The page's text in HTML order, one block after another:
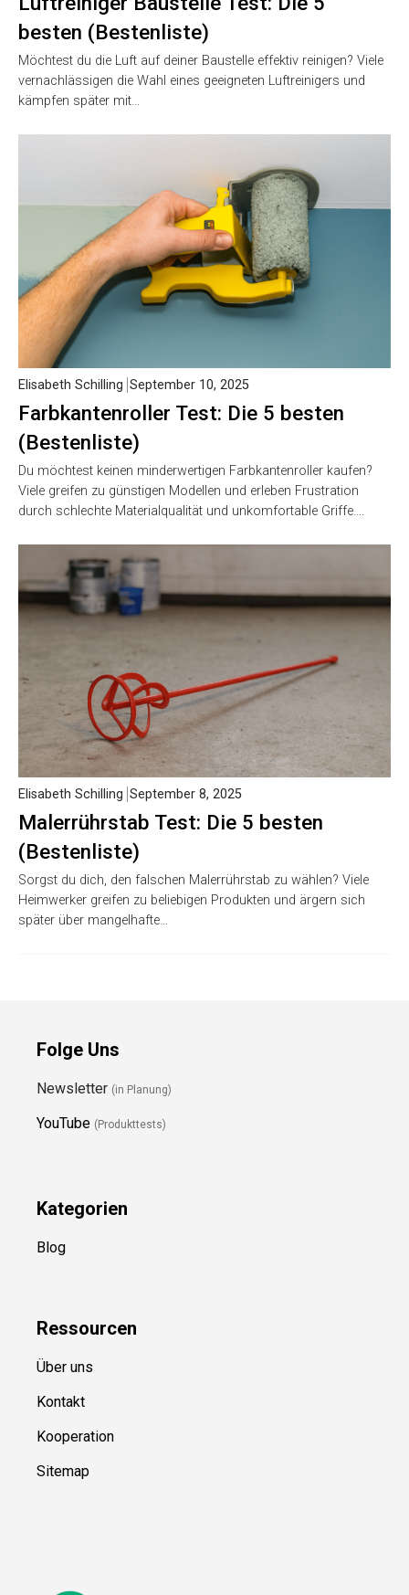
besten (Bestenliste)
Möchtest du die Luft auf deiner Baustelle effektiv reinigen? Viele
vernachlässigen die Wahl eines geeigneten Luftreinigers und
kämpfen später mit…
Farbkantenroller Test: Die 5 besten
(Bestenliste)
Elisabeth Schilling September 10, 2025
Du möchtest keinen minderwertigen Farbkantenroller kaufen?
Viele greifen zu günstigen Modellen und erleben Frustration
durch schlechte Materialqualität und unkomfortable Griffe….
Malerrührstab Test: Die 5 besten
(Bestenliste)
Elisabeth Schilling September 8, 2025
Sorgst du dich, den falschen Malerrührstab zu wählen? Viele
Heimwerker greifen zu beliebigen Produkten und ärgern sich
später über mangelhafte…
Folge Uns
Newsletter (in Planung)
YouTube (Produkttests)
Kategorien
Blog
Ressourcen
Über uns
Kontakt
Kooperation
Sitemap